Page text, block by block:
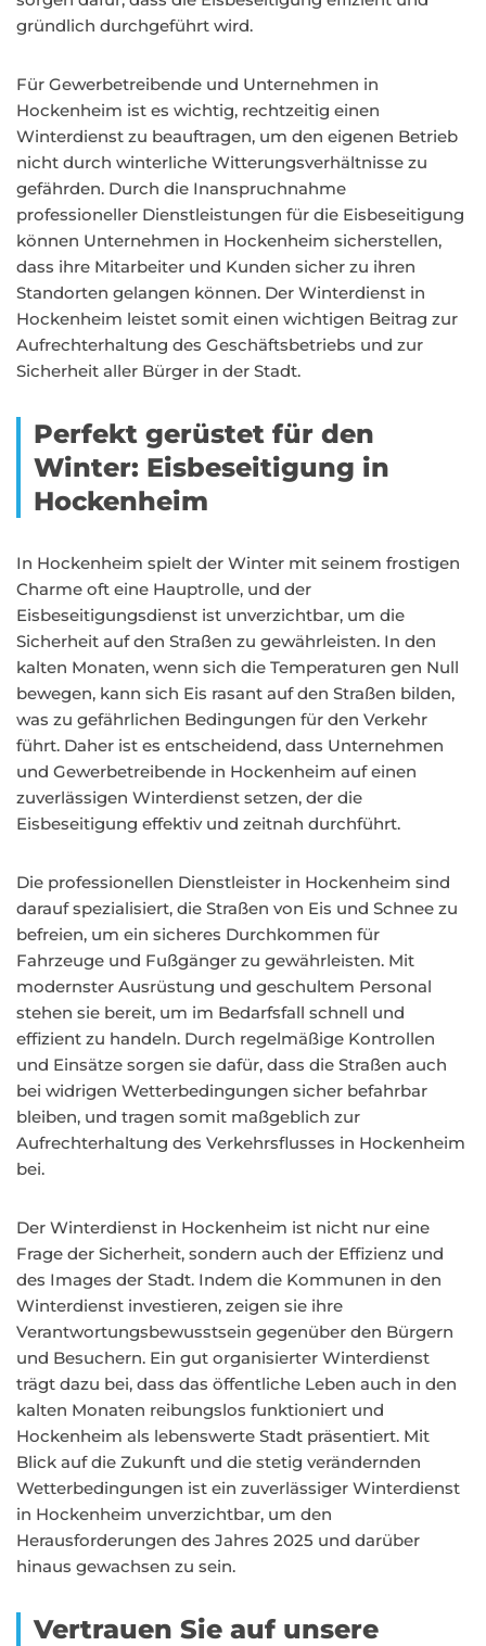
gründlich durchgeführt wird.
Für Gewerbetreibende und Unternehmen in
Hockenheim ist es wichtig, rechtzeitig einen
Winterdienst zu beauftragen, um den eigenen Betrieb
nicht durch winterliche Witterungsverhältnisse zu
gefährden. Durch die Inanspruchnahme
professioneller Dienstleistungen für die Eisbeseitigung
können Unternehmen in Hockenheim sicherstellen,
dass ihre Mitarbeiter und Kunden sicher zu ihren
Standorten gelangen können. Der Winterdienst in
Hockenheim leistet somit einen wichtigen Beitrag zur
Aufrechterhaltung des Geschäftsbetriebs und zur
Sicherheit aller Bürger in der Stadt.
Perfekt gerüstet für den
Winter: Eisbeseitigung in
Hockenheim
In Hockenheim spielt der Winter mit seinem frostigen
Charme oft eine Hauptrolle, und der
Eisbeseitigungsdienst ist unverzichtbar, um die
Sicherheit auf den Straßen zu gewährleisten. In den
kalten Monaten, wenn sich die Temperaturen gen Null
bewegen, kann sich Eis rasant auf den Straßen bilden,
was zu gefährlichen Bedingungen für den Verkehr
führt. Daher ist es entscheidend, dass Unternehmen
und Gewerbetreibende in Hockenheim auf einen
zuverlässigen Winterdienst setzen, der die
Eisbeseitigung effektiv und zeitnah durchführt.
Die professionellen Dienstleister in Hockenheim sind
darauf spezialisiert, die Straßen von Eis und Schnee zu
befreien, um ein sicheres Durchkommen für
Fahrzeuge und Fußgänger zu gewährleisten. Mit
modernster Ausrüstung und geschultem Personal
stehen sie bereit, um im Bedarfsfall schnell und
effizient zu handeln. Durch regelmäßige Kontrollen
und Einsätze sorgen sie dafür, dass die Straßen auch
bei widrigen Wetterbedingungen sicher befahrbar
bleiben, und tragen somit maßgeblich zur
Aufrechterhaltung des Verkehrsflusses in Hockenheim
bei.
Der Winterdienst in Hockenheim ist nicht nur eine
Frage der Sicherheit, sondern auch der Effizienz und
des Images der Stadt. Indem die Kommunen in den
Winterdienst investieren, zeigen sie ihre
Verantwortungsbewusstsein gegenüber den Bürgern
und Besuchern. Ein gut organisierter Winterdienst
trägt dazu bei, dass das öffentliche Leben auch in den
kalten Monaten reibungslos funktioniert und
Hockenheim als lebenswerte Stadt präsentiert. Mit
Blick auf die Zukunft und die stetig verändernden
Wetterbedingungen ist ein zuverlässiger Winterdienst
in Hockenheim unverzichtbar, um den
Herausforderungen des Jahres 2025 und darüber
hinaus gewachsen zu sein.
Vertrauen Sie auf unsere